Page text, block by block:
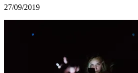
27/09/2019